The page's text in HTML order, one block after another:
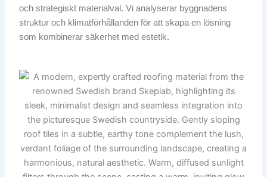
och strategiskt materialval. Vi analyserar byggnadens
struktur och klimatförhållanden för att skapa en lösning
som kombinerar säkerhet med estetik.